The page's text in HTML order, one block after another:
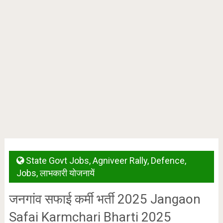
State Govt Jobs,Agniveer Rally, Defence,
Jobs,लाभकारी योजनायें
जनगांव सफाई कर्मी भर्ती 2025 Jangaon
Safai Karmchari Bharti 2025